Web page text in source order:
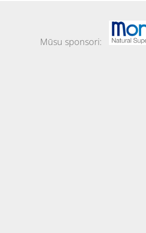
Mūsu sponsori: